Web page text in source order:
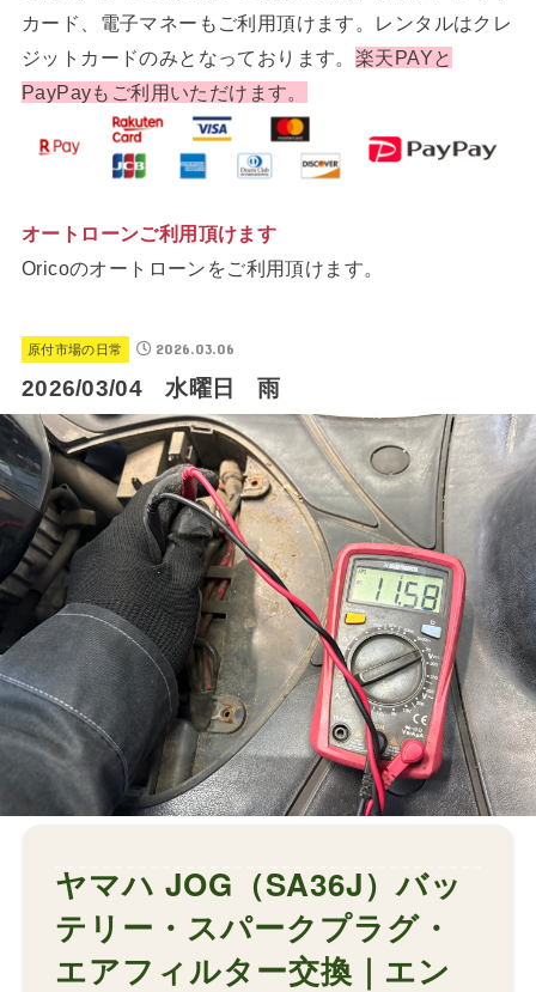
カード、電子マネーもご利用頂けます。レンタルはクレ
ジットカードのみとなっております。 楽天PAYと
PayPayもご利用いただけます。
オートローンご利用頂けます
Oricoのオートローンをご利用頂けます。
原付市場の日常 2026.03.06
2026/03/04 水曜日 雨
ヤマハ JOG（SA36J）バッ
テリー・スパークプラグ・
エアフィルター交換｜エン